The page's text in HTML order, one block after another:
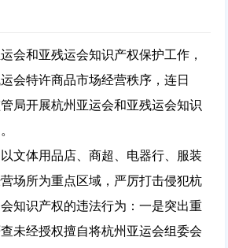
和亚残运会知识产权保护工作，
会特许商品市场经营秩序，连日
局开展杭州亚运会和亚残运会知识
体用品店、商超、电器行、服装
场所为重点区域，严厉打击侵犯杭
知识产权的违法行为：一是突出重
未经授权擅自将杭州亚运会组委会